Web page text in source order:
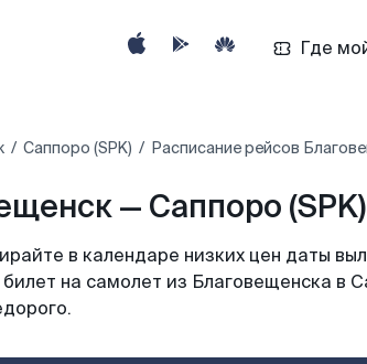
Где
Саппоро (SPK) Расписание рейсов
— Саппоро (SPK)
в календаре низких цен даты
на самолет из Благовещенска в